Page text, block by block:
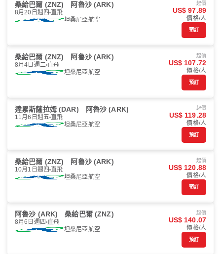
桑給巴爾 (ZNZ) 阿魯沙 (ARK)
8月20日週四 直飛
坦桑尼亞航空
起價
US$ 97.89
價格/人
預訂
桑給巴爾 (ZNZ) 阿魯沙 (ARK)
8月4日週二 直飛
坦桑尼亞航空
起價
US$ 107.72
價格/人
預訂
達累斯薩拉姆 (DAR) 阿魯沙 (ARK)
11月6日週五 直飛
坦桑尼亞航空
起價
US$ 119.28
價格/人
預訂
桑給巴爾 (ZNZ) 阿魯沙 (ARK)
10月1日週四 直飛
坦桑尼亞航空
起價
US$ 120.88
價格/人
預訂
阿魯沙 (ARK) 桑給巴爾 (ZNZ)
8月6日週四 直飛
坦桑尼亞航空
起價
US$ 140.07
價格/人
預訂